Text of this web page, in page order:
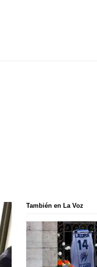
También en La Voz